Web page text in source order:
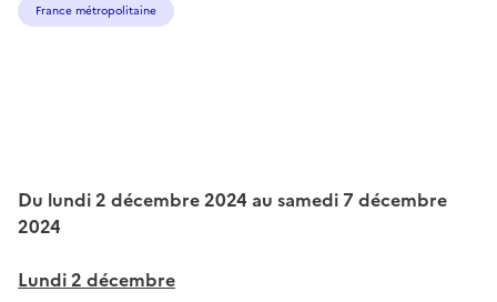
France métropolitaine
Du lundi 2 décembre 2024 au samedi 7 décembre
2024
Lundi 2 décembre